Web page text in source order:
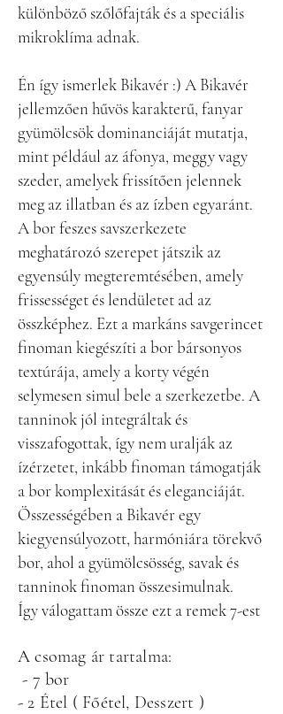
különböző szőlőfajták és a speciális
mikroklíma adnak.
Én így ismerlek Bikavér :) A Bikavér
jellemzően hűvös karakterű, fanyar
gyümölcsök dominanciáját mutatja,
mint például az áfonya, meggy vagy
szeder, amelyek frissítően jelennek
meg az illatban és az ízben egyaránt.
A bor feszes savszerkezete
meghatározó szerepet játszik az
egyensúly megteremtésében, amely
frissességet és lendületet ad az
összképhez. Ezt a markáns savgerincet
finoman kiegészíti a bor bársonyos
textúrája, amely a korty végén
selymesen simul bele a szerkezetbe. A
tanninok jól integráltak és
visszafogottak, így nem uralják az
ízérzetet, inkább finoman támogatják
a bor komplexitását és eleganciáját.
Összességében a Bikavér egy
kiegyensúlyozott, harmóniára törekvő
bor, ahol a gyümölcsösség, savak és
tanninok finoman összesimulnak.
Így válogattam össze ezt a remek 7-est
A csomag ár tartalma:
- 7 bor
- 2 Étel ( Főétel, Desszert )